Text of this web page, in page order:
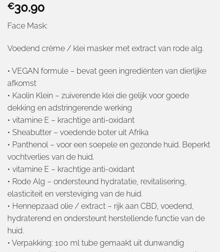
€30.90
Face Mask:
Voedend crème / klei masker met extract van rode alg.
• VEGAN formule – bevat geen ingrediënten van dierlijke
afkomst
• Kaolin Klein – zuiverende klei die gelijk voor goede
dekking en adstringerende werking
• vitamine E – krachtige anti-oxidant
• Sheabutter – voedende boter uit Afrika
• Panthenol – voor een soepele en gezonde huid. Beperkt
vochtverlies van de huid.
• vitamine E – krachtige anti-oxidant
• Rode Alg – ondersteund hydratatie, revitalisering,
elasticiteit en versteviging van de huid.
• Hennepzaad olie / extract – rijk aan CBD, voedend,
hydraterend en ondersteunt herstellende functie van de
huid.
• Verpakking: 100 ml tube gemaakt uit dunwandig